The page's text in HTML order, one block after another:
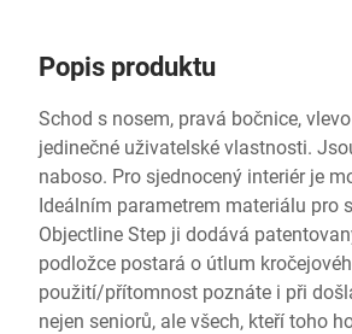
Popis produktu
Schod s nosem, pravá bočnice,
jedinečné uživatelské vlastnosti.
naboso. Pro sjednocený interiér je
Ideálním parametrem materiálu pro
Objectline Step ji dodává
podložce postará o útlum
použití/přítomnost poznáte i při
nejen seniorů, ale všech, kteří toho